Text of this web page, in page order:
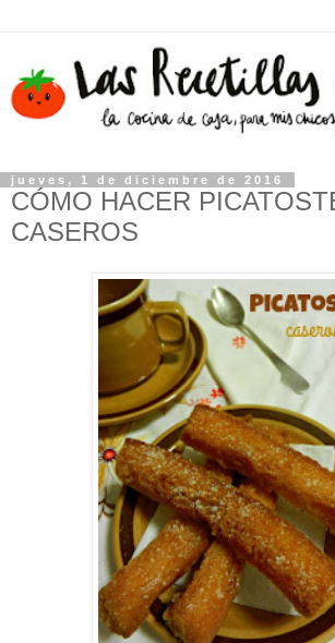
jueves, 1 de diciembre de 2016
CÓMO HACER
CASEROS